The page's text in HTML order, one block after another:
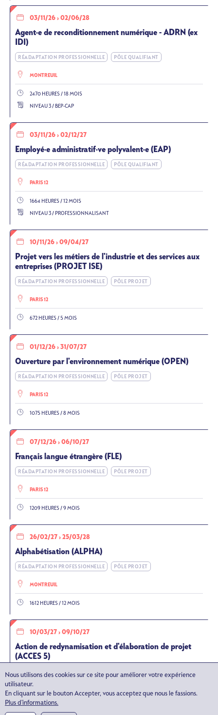
03/11/26 › 02/06/28
Agent·e de reconditionnement numérique - ADRN (ex
IDI)
RÉADAPTATION PROFESSIONNELLE PÔLE QUALIFIANT
MONTREUIL
2470 HEURES / 18 MOIS
NIVEAU 3 / BEP-CAP
03/11/26 › 02/12/27
Employé·e administratif·ve polyvalent·e (EAP)
RÉADAPTATION PROFESSIONNELLE PÔLE QUALIFIANT
PARIS 12
1664 HEURES / 12 MOIS
NIVEAU 3 / PROFESSIONNALISANT
10/11/26 › 09/04/27
Projet vers les métiers de l'industrie et des services aux
entreprises (PROJET ISE)
RÉADAPTATION PROFESSIONNELLE PÔLE PROJET
PARIS 12
672 HEURES / 5 MOIS
01/12/26 › 31/07/27
Ouverture par l'environnement numérique (OPEN)
RÉADAPTATION PROFESSIONNELLE PÔLE PROJET
PARIS 12
1075 HEURES / 8 MOIS
07/12/26 › 06/10/27
Français langue étrangère (FLE)
RÉADAPTATION PROFESSIONNELLE PÔLE PROJET
PARIS 12
1209 HEURES / 9 MOIS
26/02/27 › 25/03/28
Alphabétisation (ALPHA)
RÉADAPTATION PROFESSIONNELLE PÔLE PROJET
MONTREUIL
1612 HEURES / 12 MOIS
10/03/27 › 09/10/27
Action de redynamisation et d'élaboration de projet
(ACCES 5)
RÉADAPTATION PROFESSIONNELLE PÔLE PROJET
Nous utilisons des cookies sur ce site pour améliorer votre expérience
utilisateur.
En cliquant sur le bouton Accepter, vous acceptez que nous le fassions.
Plus d'informations.